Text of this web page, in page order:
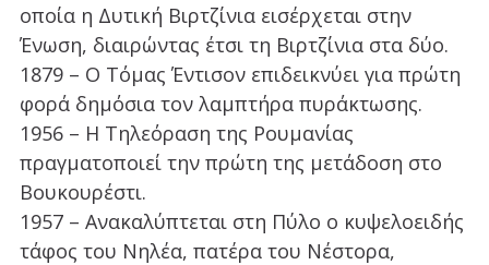
οποία η Δυτική Βιρτζίνια εισέρχεται στην
Ένωση, διαιρώντας έτσι τη Βιρτζίνια στα δύο.
1879 – Ο Τόμας Έντισον επιδεικνύει για πρώτη
φορά δημόσια τον λαμπτήρα πυράκτωσης.
1956 – Η Τηλεόραση της Ρουμανίας
πραγματοποιεί την πρώτη της μετάδοση στο
Βουκουρέστι.
1957 – Ανακαλύπτεται στη Πύλο ο κυψελοειδής
τάφος του Νηλέα, πατέρα του Νέστορα,